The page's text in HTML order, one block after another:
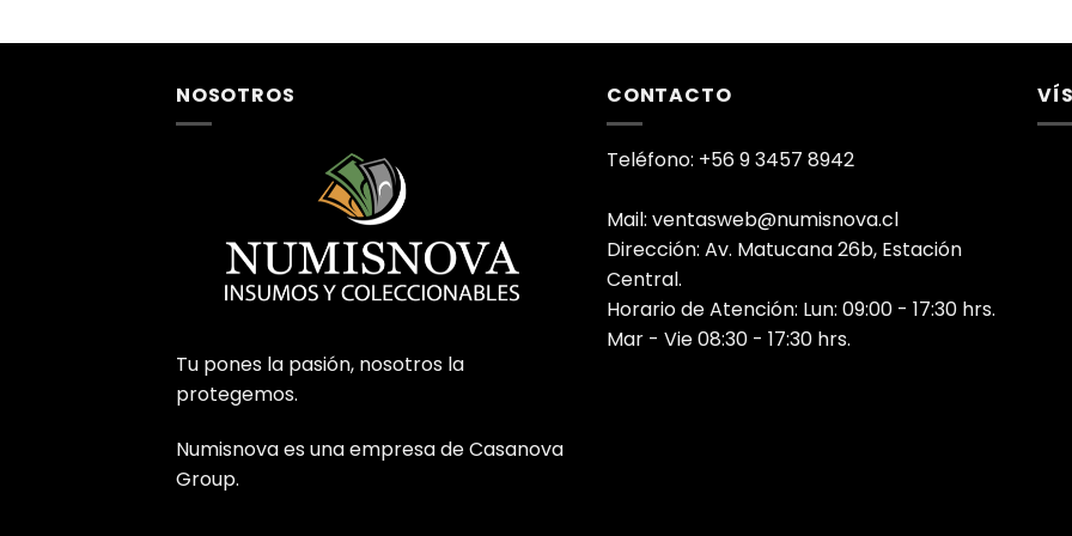
NOSOTROS
Tu pones la pasión, nosotros la
protegemos.
Numisnova es una empresa de Casanova
Group.
CONTACTO
Teléfono: +56 9 3457 8942
Mail: ventasweb@numisnova.cl
Dirección: Av. Matucana 26b, Estación
Central.
Horario de Atención: Lun: 09:00 - 17:30 hrs.
Mar - Vie 08:30 - 17:30 hrs.